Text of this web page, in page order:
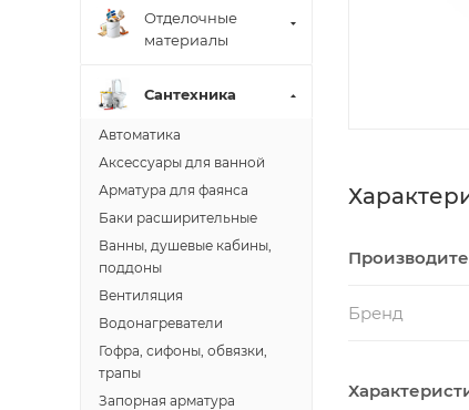
Бренд
Отделочные
материалы
Сантехника
Автоматика
Аксессуары для ванной
Арматура для фаянса
Баки расширительные
Ванны, душевые кабины,
поддоны
Вентиляция
Водонагреватели
Гофра, сифоны, обвязки,
трапы
Запорная арматура